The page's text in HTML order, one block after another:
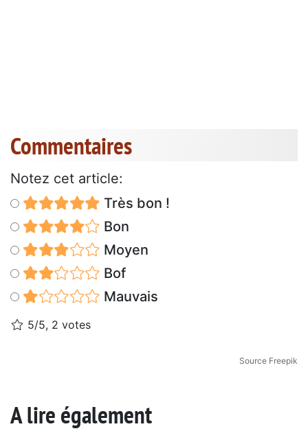
Commentaires
Notez cet article:
Très bon !
Bon
Moyen
Bof
Mauvais
5/5, 2 votes
Source Freepik
A lire également